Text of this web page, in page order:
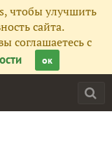
чтобы улучшить
сайта.
соглашаетесь с
ок